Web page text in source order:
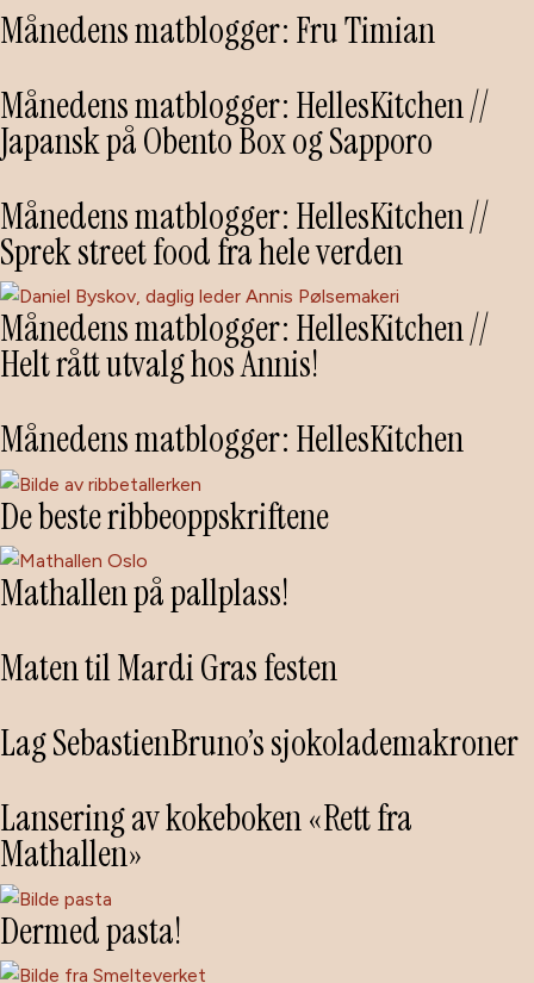
Månedens matblogger: Fru Timian
Månedens matblogger: HellesKitchen //
Japansk på Obento Box og Sapporo
Månedens matblogger: HellesKitchen //
Sprek street food fra hele verden
Månedens matblogger: HellesKitchen //
Helt rått utvalg hos Annis!
Månedens matblogger: HellesKitchen
De beste ribbeoppskriftene
Mathallen på pallplass!
Maten til Mardi Gras festen
Lag SebastienBruno’s sjokolademakroner
Lansering av kokeboken «Rett fra
Mathallen»
Dermed pasta!